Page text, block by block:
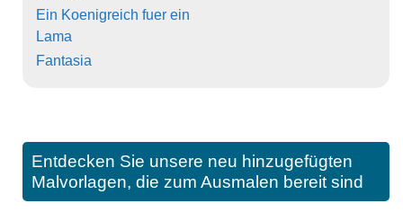
Ein Koenigreich fuer ein
Lama
Fantasia
Entdecken Sie unsere neu hinzugefügten
Malvorlagen, die zum Ausmalen bereit sind